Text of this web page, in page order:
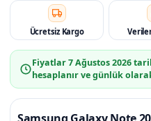
Ücretsiz Kargo
Fiyatlar7 Ağustos 2026
hesaplanır ve günlük
Samsung Galaxy Note